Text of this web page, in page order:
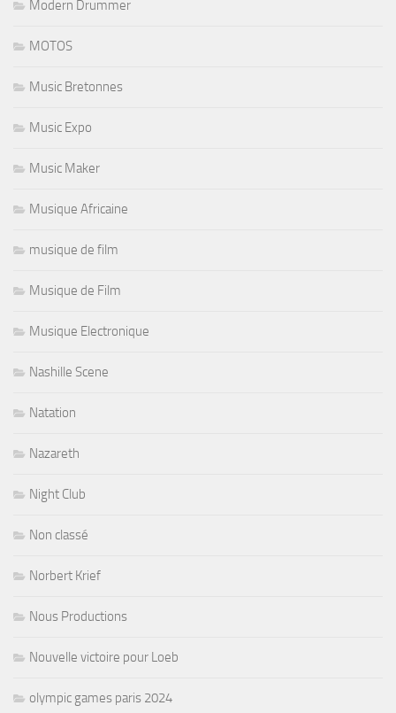
Modern Drummer
MOTOS
Music Bretonnes
Music Expo
Music Maker
Musique Africaine
musique de film
Musique de Film
Musique Electronique
Nashille Scene
Natation
Nazareth
Night Club
Non classé
Norbert Krief
Nous Productions
Nouvelle victoire pour Loeb
olympic games paris 2024